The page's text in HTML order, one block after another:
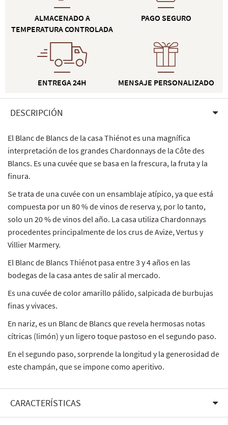
ALMACENADO A
TEMPERATURA CONTROLADA
ENTREGA 24H
PAGO SEGURO
MENSAJE PERSONALIZADO
DESCRIPCIÓN
El Blanc de Blancs de la casa Thiénot es una magnífica
interpretación de los grandes Chardonnays de la Côte des
Blancs. Es una cuvée que se basa en la frescura, la fruta y la
finura.
Se trata de una cuvée con un ensamblaje atípico, ya que está
compuesta por un 80 % de vinos de reserva y, por lo tanto,
solo un 20 % de vinos del año. La casa utiliza Chardonnays
procedentes principalmente de los crus de Avize, Vertus y
Villier Marmery.
El Blanc de Blancs Thiénot pasa entre 3 y 4 años en las
bodegas de la casa antes de salir al mercado.
Es una cuvée de color amarillo pálido, salpicada de burbujas
finas y vivaces.
En nariz, es un Blanc de Blancs que revela hermosas notas
cítricas (limón) y un ligero toque pastoso en el segundo paso.
En el segundo paso, sorprende la longitud y la generosidad de
este champán, que se impone como aperitivo.
CARACTERÍSTICAS